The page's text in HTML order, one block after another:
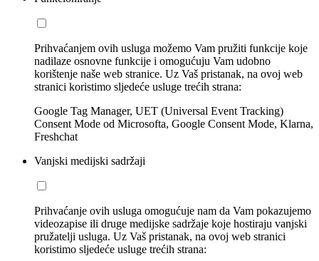
Prihvaćanjem ovih usluga možemo Vam pružiti funkcije koje
nadilaze osnovne funkcije i omogućuju Vam udobno
korištenje naše web stranice. Uz Vaš pristanak, na ovoj web
stranici koristimo sljedeće usluge trećih strana:
Google Tag Manager, UET (Universal Event Tracking)
Consent Mode od Microsofta, Google Consent Mode, Klarna,
Freshchat
Vanjski medijski sadržaji
Prihvaćanje ovih usluga omogućuje nam da Vam pokazujemo
videozapise ili druge medijske sadržaje koje hostiraju vanjski
pružatelji usluga. Uz Vaš pristanak, na ovoj web stranici
koristimo sljedeće usluge trećih strana: